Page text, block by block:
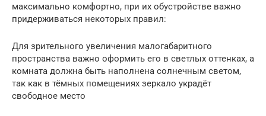
максимально комфортно, при их обустройстве важно
придерживаться некоторых правил:
Для зрительного увеличения малогабаритного
пространства важно оформить его в светлых оттенках, а
комната должна быть наполнена солнечным светом,
так как в тёмных помещениях зеркало украдёт
свободное место